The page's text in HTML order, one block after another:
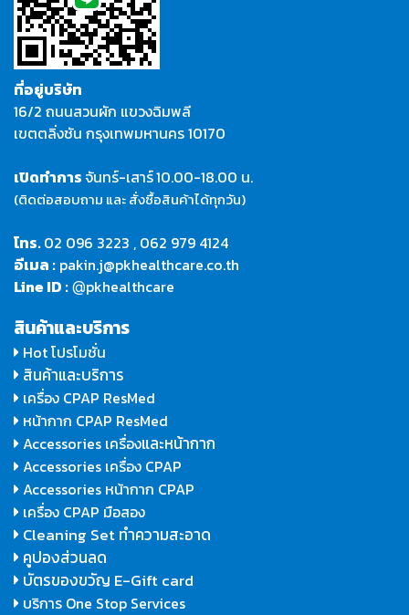
ที่อยู่บริษัท
16/2 ถนนสวนผัก แขวงฉิมพลี
เขตตลิ่งชัน กรุงเทพมหานคร 10170
เปิดทำการจันทร์-เสาร์10.00-18.00 น.
(ติดต่อสอบถาม และ สั่งซื้อสินค้าได้ทุกวัน)
โทร.02 096 3223 , 062 979 4124
อีเมล : pakin.j@pkhealthcare.co.th
Line ID : @pkhealthcare
สินค้าและบริการ
Hot โปรโมชั่น
สินค้าและบริการ
เครื่อง CPAP ResMed
หน้ากาก CPAP ResMed
Accessories เครื่องและหน้ากาก
Accessories เครื่อง CPAP
Accessories หน้ากาก CPAP
เครื่อง CPAP มือสอง
Cleaning Set ทำความสะอาด
คูปองส่วนลด
บัตรของขวัญ E-Gift card
บริการ One Stop Services